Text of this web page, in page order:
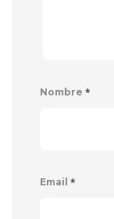
Nombre *
Email *